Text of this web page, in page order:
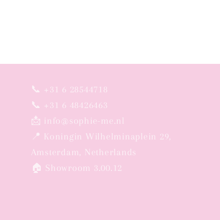
📞 +31 6 28544718
📞 +31 6 48426463
📩 info@sophie-me.nl
📍 Koningin Wilhelminaplein 29,
Amsterdam, Netherlands
🏠 Showroom 3.00.12